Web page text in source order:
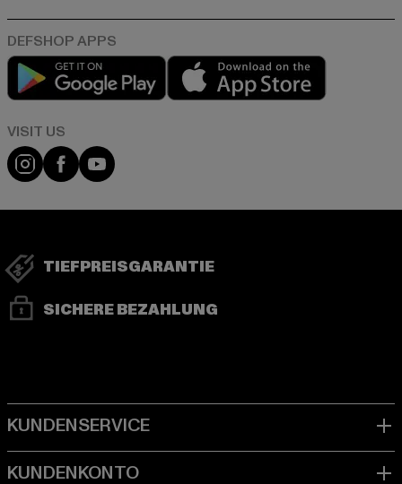
Play market
Visit our Instagram page:
Visit our Facebook page:
Visit our YouTube channel:
TIEFPREISGARANTIE
SICHERE BEZAHLUNG